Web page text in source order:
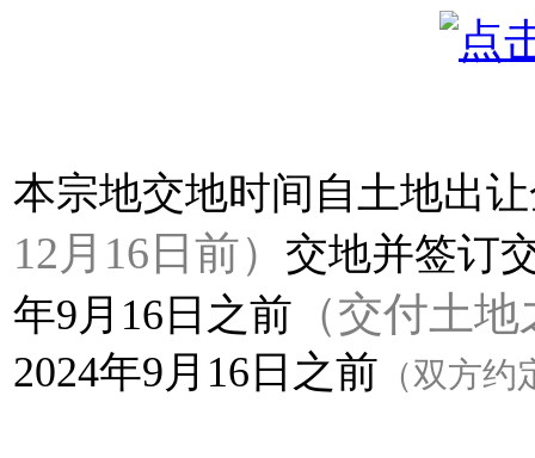
本宗地交地时间自土地出
12月16日前） 交地并签订
年9月16日之前 （交付土
2024年9月16日之前 （双方